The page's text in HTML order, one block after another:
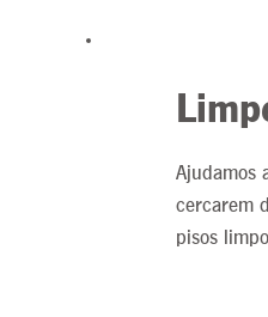
Ajudamos
cercarem
pisos